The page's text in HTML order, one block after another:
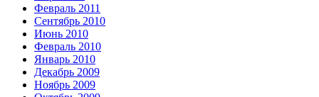
Февраль 2011
Сентябрь 2010
Июнь 2010
Февраль 2010
Январь 2010
Декабрь 2009
Ноябрь 2009